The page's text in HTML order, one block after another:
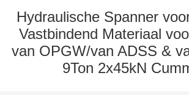
CONTACTEER
Hydraulische Spanner
Vastbindend Materiaal
van OPGW/van ADSS &
9Ton 2x45kN